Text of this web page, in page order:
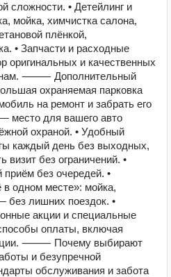
сложности. • Детейлинг и
мойка, химчистка салона,
плёнкой,
• Запчасти и расходные
оригинальных и качественных
⸻ Дополнительный
охраняемая парковка
на ремонт и забрать его
место для вашего авто
охраной. • Удобный
каждый день без выходных,
визит без ограничений. •
без очередей. •
одном месте»: мойка,
без лишних поездок. •
акции и специальные
оплаты, включая
⸻ Почему выбирают
и безупречной
обслуживания и забота